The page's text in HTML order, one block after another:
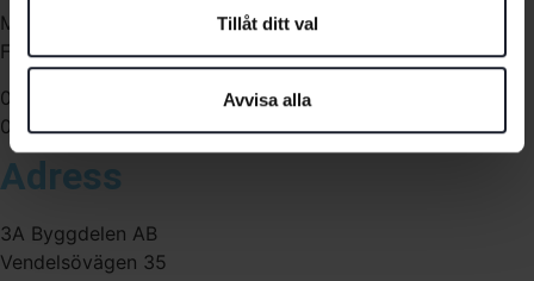
Tillåt ditt val
Avvisa alla
Måndag-Torsdag:
Fredag:
07:00-16:00
07:00-15:00
Adress
3A Byggdelen AB
Vendelsövägen 35